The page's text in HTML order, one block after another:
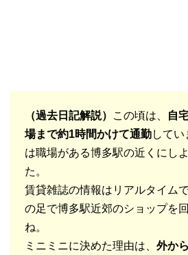
（過去日記解説） この頃は、
自
場まで約1時間かけて通勤して
は職場がある博多駅の近くにし
た。
賃貸雑誌の情報はリアルタイム
の足で博多駅近郊のショップを
ね。
ミニミニに決めた理由は、 外か